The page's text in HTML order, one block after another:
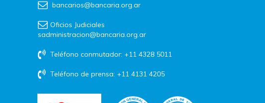
bancarios@bancaria.org.ar
Oficios Judiciales
sadministracion@bancaria.org.ar
Teléfono conmutador: +11 4328 5011
Teléfono de prensa: +11 4131 4205